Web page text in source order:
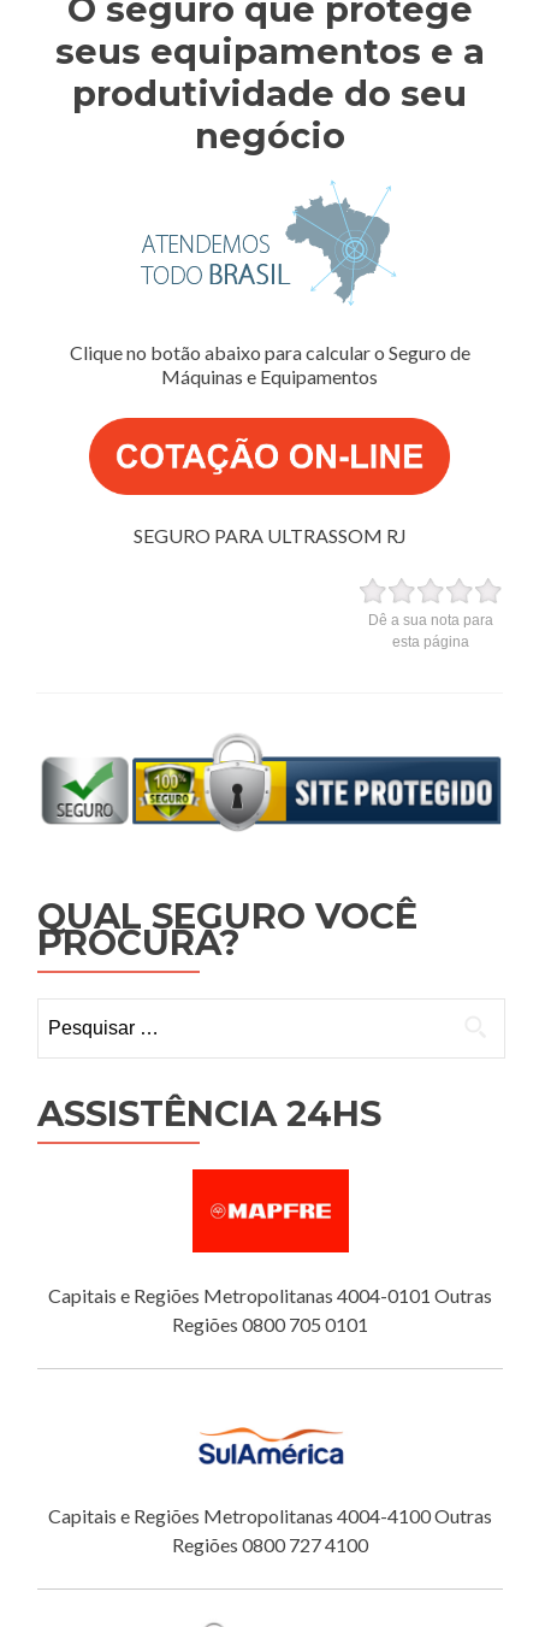
O seguro que protege
seus equipamentos e a
produtividade do seu
negócio
Clique no botão abaixo para calcular o Seguro de
Máquinas e Equipamentos
SEGURO PARA ULTRASSOM RJ
Dê a sua nota para
esta página
QUAL SEGURO VOCÊ
PROCURA?
por:
ASSISTÊNCIA 24HS
Capitais e Regiões Metropolitanas 4004-0101 Outras
Regiões 0800 705 0101
Capitais e Regiões Metropolitanas 4004-4100 Outras
Regiões 0800 727 4100